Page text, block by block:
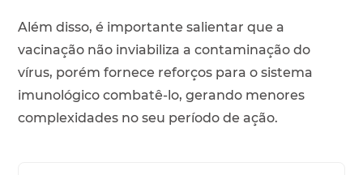
Além disso, é importante salientar que a
vacinação não inviabiliza a contaminação do
vírus, porém fornece reforços para o sistema
imunológico combatê-lo, gerando menores
complexidades no seu período de ação.